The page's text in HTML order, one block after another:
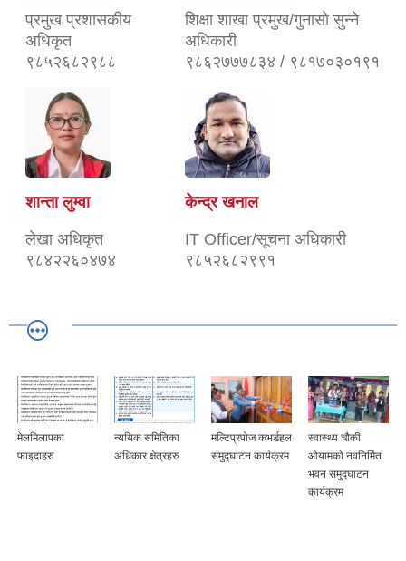
प्रमुख प्रशासकीय
अधिकृत
९८५२६८२९८८
शिक्षा शाखा प्रमुख/गुनासो सुन्ने
अधिकारी
९८६२७७७८३४ / ९८१७०३०१९१
शान्ता लुम्वा
लेखा अधिकृत
९८४२२६०४७४
केन्द्र खनाल
IT Officer/सूचना अधिकारी
९८५२६८२९९१
मेलमिलापका
फाइदाहरु
न्ययिक समितिका
अधिकार क्षेत्रहरु
मल्टिप्रपोज कभर्डहल
समुद्घाटन कार्यक्रम
स्वास्थ्य चौकी
ओयामको नवनिर्मित
भवन समुद्घाटन
कार्यक्रम